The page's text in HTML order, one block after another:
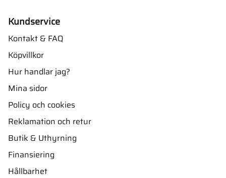
Kundservice
Kontakt & FAQ
Köpvillkor
Hur handlar jag?
Mina sidor
Policy och cookies
Reklamation och retur
Butik & Uthyrning
Finansiering
Hållbarhet